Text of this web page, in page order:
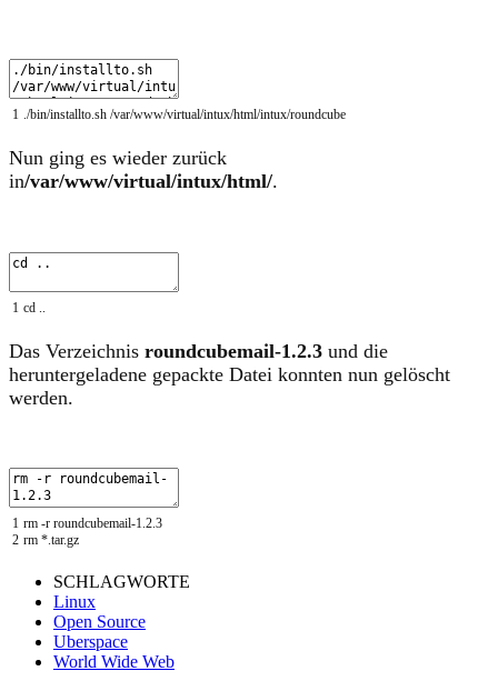
1 /bin/installto sh /var/www/virtual/intux/html/intux/roundcube
Nun ging es wieder zurück
in/var/www/virtual/intux/html/.
1 cd
Das Verzeichnis roundcubemail-1.2.3 und die
heruntergeladene gepackte Datei konnten nun gelöscht
werden.
1
2
rm -r roundcubemail-1.2.3
rm *.tar.gz
SCHLAGWORTE
Linux
Open Source
Uberspace
World Wide Web